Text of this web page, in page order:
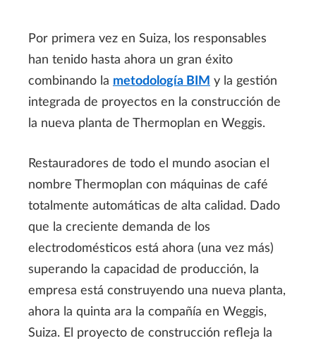
Por primera vez en Suiza, los responsables
han tenido hasta ahora un gran éxito
combinando la metodología BIM y la gestión
integrada de proyectos en la construcción de
la nueva planta de Thermoplan en Weggis.
Restauradores de todo el mundo asocian el
nombre Thermoplan con máquinas de café
totalmente automáticas de alta calidad. Dado
que la creciente demanda de los
electrodomésticos está ahora (una vez más)
superando la capacidad de producción, la
empresa está construyendo una nueva planta,
ahora la quinta ara la compañía en Weggis,
Suiza. El proyecto de construcción refleja la